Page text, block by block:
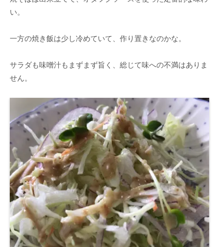
い。
一方の焼き飯は少し冷めていて、作り置きなのかな。
サラダも味噌汁もまずまず旨く、総じて味への不満はありま
せん。